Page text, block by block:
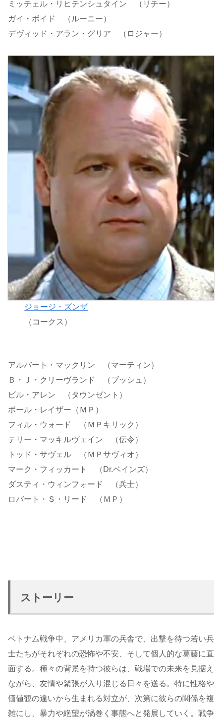
ミッチェル・リヒテンシュタイン （リチー）
ガイ・ボイド （ルーニー）
デヴィッド・アラン・グリア （ロジャー）
ジョージ・ズンザ
（コークス）
アルバート・マックリン （マーティン）
Ｂ・Ｊ・クリーヴランド （ブッシュ）
ビル・アレン （タウンゼント）
ポール・レイザー（ＭＰ）
フィル・ウォード （ＭＰキリック）
テリー・マッキルヴェイン （伝令）
トッド・サヴェル （ＭＰサヴィオ）
マーク・フィッカート （Dr.ベインズ）
ダスティ・ウィンフォード （兵士）
ロバート・Ｓ・リード （ＭＰ）
ストーリー
ベトナム戦争中、アメリカ軍の兵舎で、出撃を待つ若い兵
士たちがそれぞれの恐怖や不安、そして個人的な葛藤に直
面する。種々の背景を持つ彼らは、戦場での未来を見据え
ながら、友情や緊張が入り混じる日々を送る。特に性格や
価値観の違いから生まれる対立が、次第に彼らの関係を複
雑にし、暴力や絶望が渦巻く事態へと発展していく。戦争